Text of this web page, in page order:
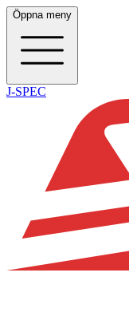
Öppna meny
J-SPEC